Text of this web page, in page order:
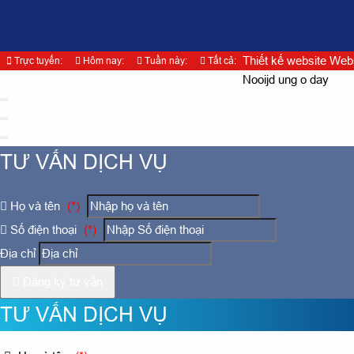
Trực tuyến:
Hôm nay:
Tuần này:
Tất cả: Thiết kế website
Nooijd ung o day
TƯ VẤN DỊCH VỤ
Họ và tên (*)
Số điện thoại (*)
Địa chỉ
TƯ VẤN DỊCH VỤ